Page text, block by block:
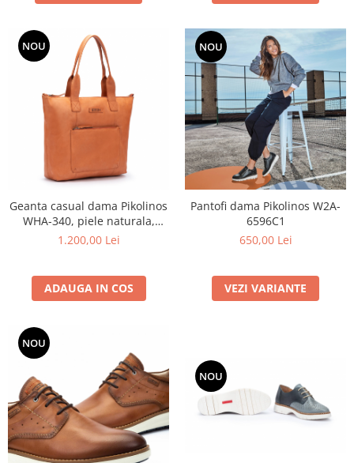
NOU
Geanta casual dama Pikolinos
WHA-340, piele naturala,
nectar
1.200,00 Lei
ADAUGA IN COS
NOU
Pantofi dama Pikolinos W2A-
6596C1
650,00 Lei
VEZI VARIANTE
NOU
NOU